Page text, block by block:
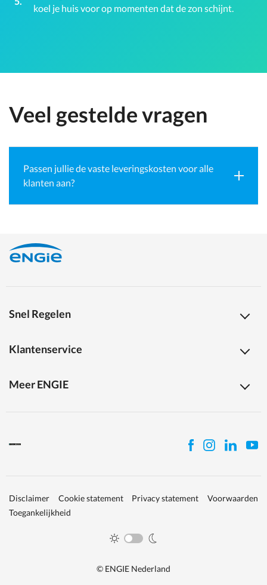
koel je huis voor op momenten dat de zon schijnt.
Veel gestelde vragen
Passen jullie de vaste leveringskosten voor alle
klanten aan?
Snel Regelen
Klantenservice
Meer ENGIE
Disclaimer Cookie statement Privacy statement
Voorwaarden
Toegankelijkheid
© ENGIE Nederland